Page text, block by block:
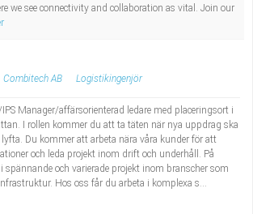
we see connectivity and collaboration as vital. Join our
Combitech AB Logistikingenjör
IPS Manager/affärsorienterad ledare med placeringsort i
I rollen kommer du att ta täten när nya uppdrag ska
Du kommer att arbeta nära våra kunder för att
och leda projekt inom drift och underhåll. På
spännande och varierade projekt inom branscher som
Hos oss får du arbeta i komplexa s...